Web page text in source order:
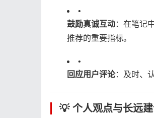
•
​鼓励真诚互动​：在笔记
推荐的重要指标。
•
​回应用户评论​：及时、
💡 个人观点与长远